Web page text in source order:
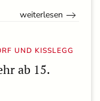
weiterlesen
UND KISSLEGG
ab 15.